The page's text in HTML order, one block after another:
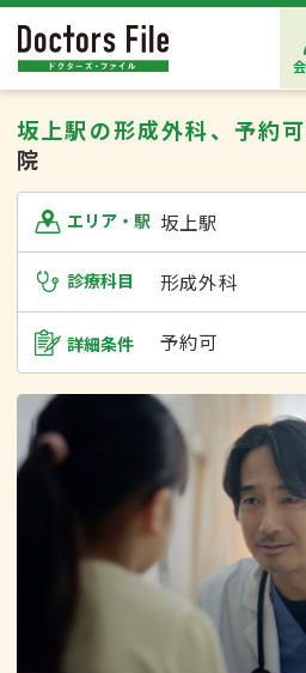
坂上駅の形成外科、予約可
院
エリア・駅 坂上駅
診療科目 形成外科
詳細条件 予約可